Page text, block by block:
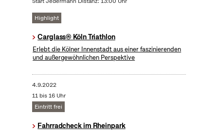
Highlight
Carglass® Köln Triathlon
Erlebt die Kölner Innenstadt aus einer faszinierenden
und außergewöhnlichen Perspektive
4.9.2022
11 bis 16 Uhr
Eintritt frei
Fahrradcheck im Rheinpark